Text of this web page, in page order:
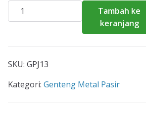
Kuantitas
Harga
Pangandaran
2026
Tambah ke
keranjang
SKU: GPJ13
Kategori: Genteng Metal Pasir